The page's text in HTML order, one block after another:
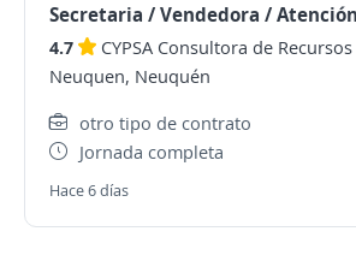
Secretaria / Vendedora /
4.7 CYPSA Consultora de
Neuquen, Neuquén
otro tipo de contrato
Jornada completa
Hace 6 días